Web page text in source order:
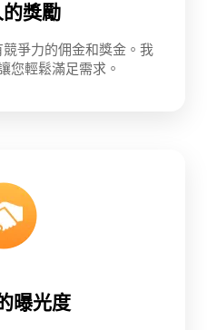
獎勵
爭力的佣金和獎金。我
您輕鬆滿足需求。
曝光度